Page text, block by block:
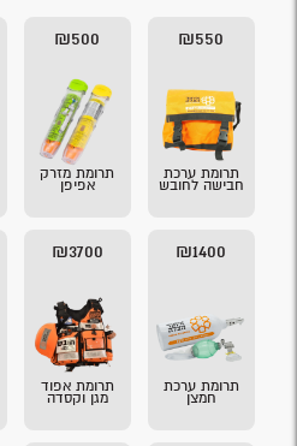
₪550
תרומת ערכת
חבישה לחובש
₪500
תרומת מזרק
אפיפן
₪1400
תרומת ערכת
חמצן
₪3700
תרומת אפוד
מגן וקסדה